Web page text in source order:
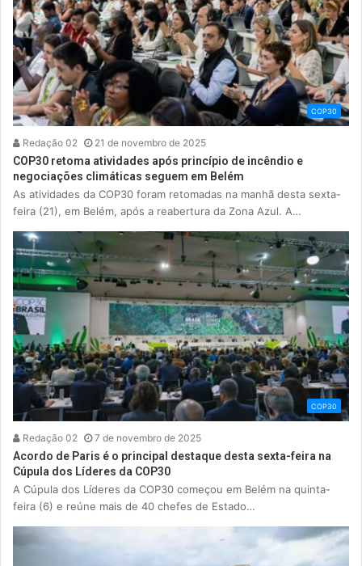
COP30
Redação 02 21 de novembro de 2025
COP30 retoma atividades após princípio de incêndio e
negociações climáticas seguem em Belém
As atividades da COP30 foram retomadas na manhã desta sexta-
feira (21), em Belém, após a reabertura da Zona Azul. A…
COP30
Redação 02 7 de novembro de 2025
Acordo de Paris é o principal destaque desta sexta-feira na
Cúpula dos Líderes da COP30
A Cúpula dos Líderes da COP30 começou em Belém na quinta-
feira (6) e reúne mais de 40 chefes de Estado…